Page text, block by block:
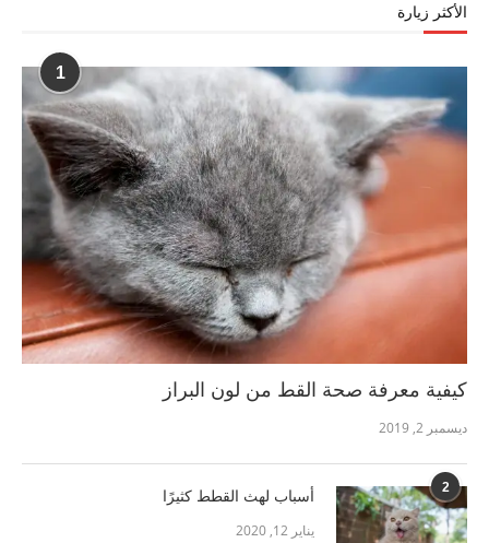
الأكثر زيارة
1
كيفية معرفة صحة القط من لون البراز
ديسمبر 2, 2019
2 أسباب لهث القطط كثيرًا
يناير 12, 2020